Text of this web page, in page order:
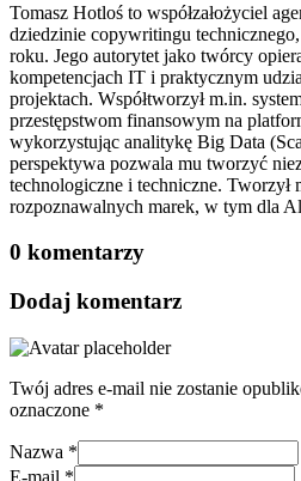
Tomasz Hotloś to współzałożyciel
dziedzinie copywritingu
roku. Jego autorytet jako twórcy
kompetencjach IT i praktycznym
projektach. Współtworzył m.in.
przestępstwom finansowym na
wykorzystując analitykę Big Data
perspektywa pozwala mu tworzyć
technologiczne i techniczne. Tworzył
rozpoznawalnych marek, w tym dla
0 komentarzy
Dodaj komentarz
Twój adres e-mail nie zostanie
oznaczone *
Nazwa *
E-mail *